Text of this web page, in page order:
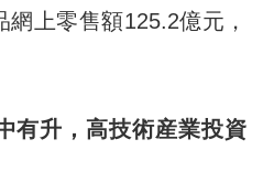
上零售額125.2億元，
有升，高技術産業投資